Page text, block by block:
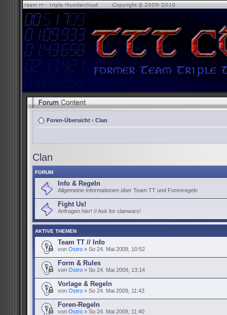
Foren-Übersicht ‹ Clan
Clan
FORUM
Info & Regeln
Allgemeine Informationen über Team TT und Forenregeln
Fight Us!
Anfragen hier! // Ask for clanwars!
AKTIVE THEMEN
Team TT // Info
von Ostro » So 24. Mai 2009, 10:52
Form & Rules
von Ostro » So 24. Mai 2009, 13:14
Vorlage & Regeln
von Ostro » So 24. Mai 2009, 11:43
Foren-Regeln
von Ostro » So 24. Mai 2009, 11:40